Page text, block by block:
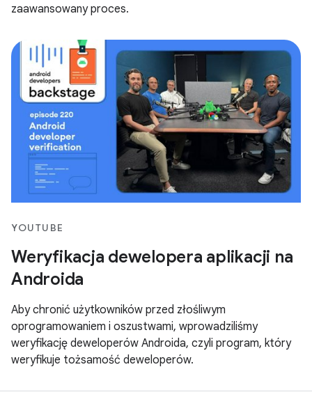
zaawansowany proces.
YOUTUBE
Weryfikacja dewelopera aplikacji na
Androida
Aby chronić użytkowników przed złośliwym
oprogramowaniem i oszustwami, wprowadziliśmy
weryfikację deweloperów Androida, czyli program, który
weryfikuje tożsamość deweloperów.